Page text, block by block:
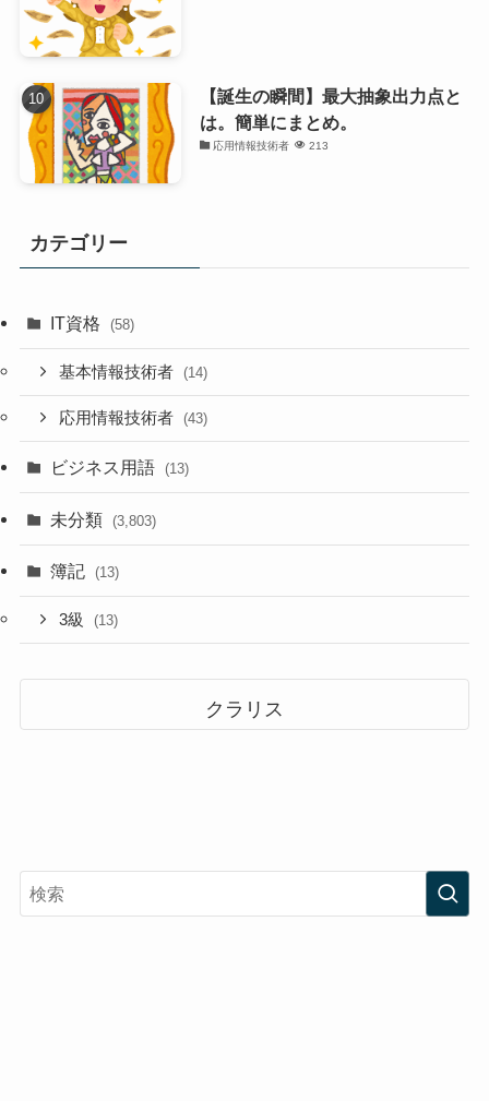
【誕生の瞬間】最大抽象出力点と
は。簡単にまとめ。
応用情報技術者 213
カテゴリー
IT資格 (58)
基本情報技術者 (14)
応用情報技術者 (43)
ビジネス用語 (13)
未分類 (3,803)
簿記 (13)
3級 (13)
クラリス